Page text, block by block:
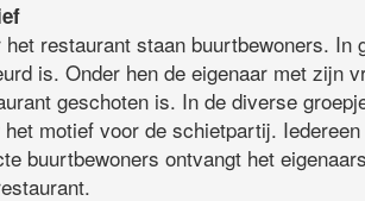
het restaurant staan buurtbewoners.
is. Onder hen de eigenaar met zijn
geschoten is. In de diverse
motief voor de schietpartij.
buurtbewoners ontvangt het